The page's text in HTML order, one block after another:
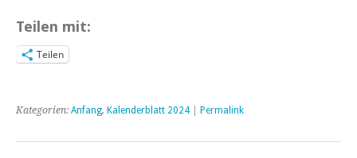
Teilen mit:
Teilen
Kategorien: Anfang, Kalenderblatt 2024 Permalink